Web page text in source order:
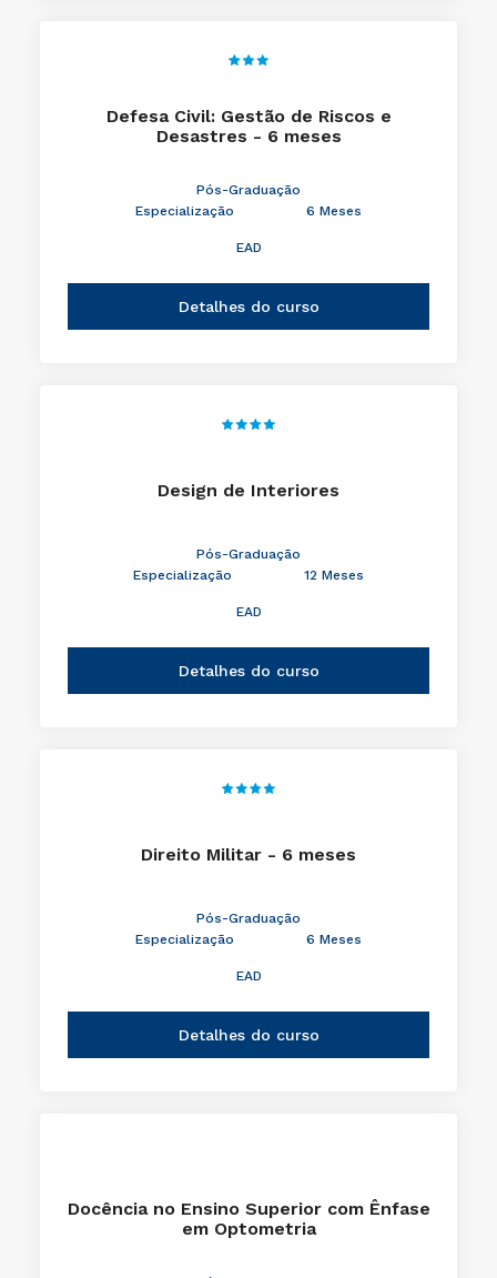
Defesa Civil: Gestão de Riscos e
Desastres - 6 meses
Pós-Graduação
Especialização
6 Meses
EAD
Detalhes do curso
Design de Interiores
Pós-Graduação
Especialização
12 Meses
EAD
Detalhes do curso
Direito Militar - 6 meses
Pós-Graduação
Especialização
6 Meses
EAD
Detalhes do curso
Docência no Ensino Superior com Ênfase
em Optometria